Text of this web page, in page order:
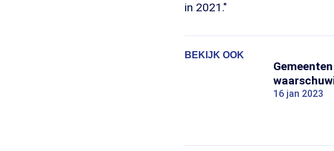
in 2021."
BEKIJK OOK
16 jan 2023